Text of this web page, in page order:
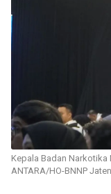
Kepala Badan Narkotika
ANTARA/HO-BNNP